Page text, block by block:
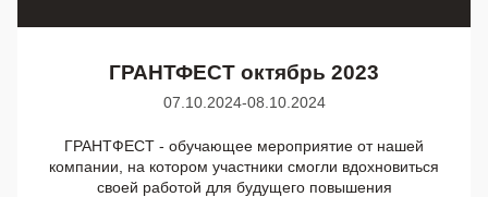
ГРАНТФЕСТ октябрь 2023
07.10.2024-08.10.2024
ГРАНТФЕСТ - обучающее мероприятие от нашей
компании, на котором участники смогли вдохновиться
своей работой для будущего повышения